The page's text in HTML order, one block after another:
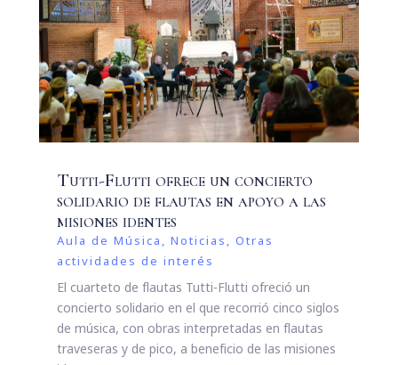
Tutti-Flutti ofrece un concierto
solidario de flautas en apoyo a las
misiones identes
Aula de Música , Noticias , Otras
actividades de interés
El cuarteto de flautas Tutti-Flutti ofreció un
concierto solidario en el que recorrió cinco siglos
de música, con obras interpretadas en flautas
traveseras y de pico, a beneficio de las misiones